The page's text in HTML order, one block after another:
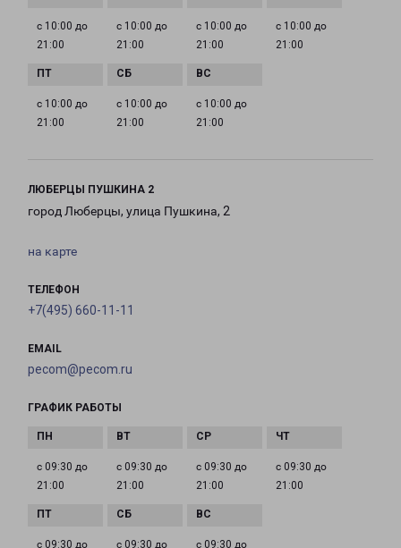
с 10:00 до
21:00
с 10:00 до
21:00
с 10:00 до
21:00
с 10:00 до
21:00
с 10:00 до
21:00
с 10:00 до
21:00
с 10:00 до
21:00
ЛЮБЕРЦЫ ПУШКИНА 2
город Люберцы, улица Пушкина, 2
на карте
ТЕЛЕФОН
+7(495) 660-11-11
EMAIL
pecom@pecom.ru
ГРАФИК РАБОТЫ
с 09:30 до
21:00
с 09:30 до
21:00
с 09:30 до
21:00
с 09:30 до
21:00
с 09:30 до
с 09:30 до
с 09:30 до